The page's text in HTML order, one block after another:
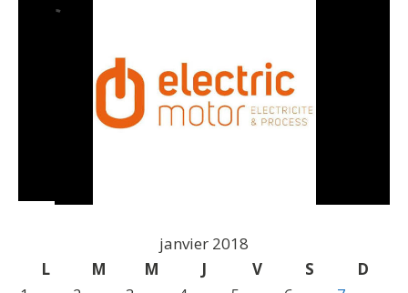
janvier 2018
L
M M J V S
D